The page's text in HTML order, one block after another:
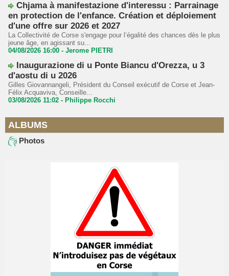
Chjama à manifestazione d'interessu : Parrainage
en protection de l'enfance. Création et déploiement
d'une offre sur 2026 et 2027
La Collectivité de Corse s'engage pour l’égalité des chances dès le plus
jeune âge, en agissant su...
04/08/2026 16:00 - Jerome PIETRI
Inaugurazione di u Ponte Biancu d'Orezza, u 3
d'aostu di u 2026
Gilles Giovannangeli, Président du Conseil exécutif de Corse et Jean-
Félix Acquaviva, Conseille...
03/08/2026 11:02 - Philippe Rocchi
ALBUMS
Photos